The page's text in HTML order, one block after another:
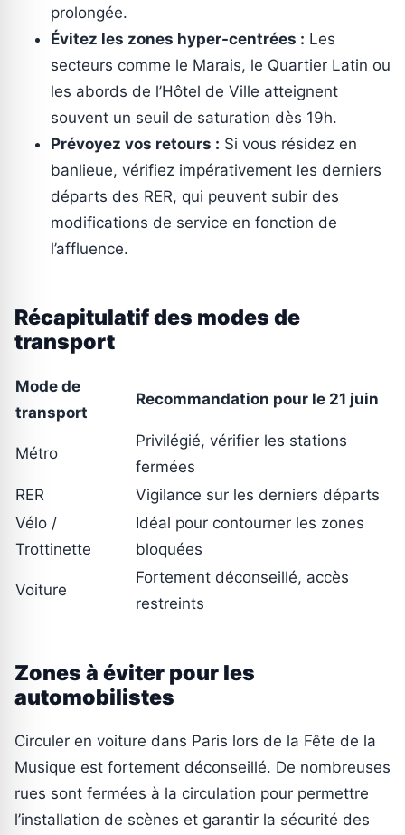
prolongée.
Évitez les zones hyper-centrées : Les
secteurs comme le Marais, le Quartier Latin ou
les abords de l’Hôtel de Ville atteignent
souvent un seuil de saturation dès 19h.
Prévoyez vos retours : Si vous résidez en
banlieue, vérifiez impérativement les derniers
départs des RER, qui peuvent subir des
modifications de service en fonction de
l’affluence.
Récapitulatif des modes de
transport
Mode de
transport
Recommandation pour le 21 juin
Métro
Privilégié, vérifier les stations
fermées
RER
Vigilance sur les derniers départs
Vélo /
Trottinette
Idéal pour contourner les zones
bloquées
Voiture
Fortement déconseillé, accès
restreints
Zones à éviter pour les
automobilistes
Circuler en voiture dans Paris lors de la Fête de la
Musique est fortement déconseillé. De nombreuses
rues sont fermées à la circulation pour permettre
l’installation de scènes et garantir la sécurité des